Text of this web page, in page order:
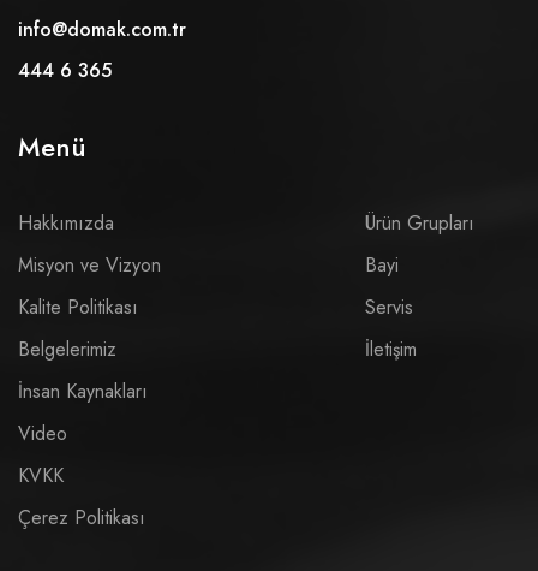
info@domak.com.tr
444 6 365
Menü
Hakkımızda
Misyon ve Vizyon
Kalite Politikası
Belgelerimiz
İnsan Kaynakları
Video
KVKK
Çerez Politikası
Ürün Grupları
Bayi
Servis
İletişim